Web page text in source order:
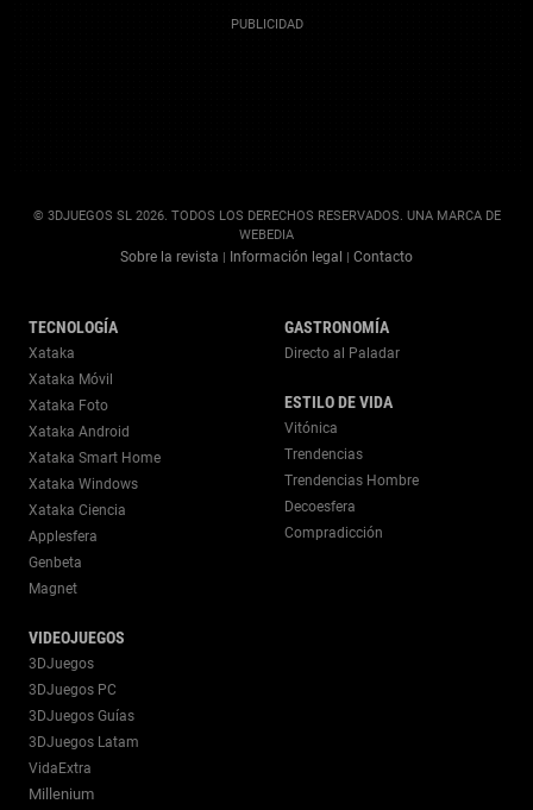
© 3DJUEGOS SL 2026. TODOS LOS DERECHOS RESERVADOS. UNA MARCA DE
WEBEDIA
Sobre la revista Información legal Contacto
TECNOLOGÍA
Xataka
Xataka Móvil
Xataka Foto
Xataka Android
Xataka Smart Home
Xataka Windows
Xataka Ciencia
Applesfera
Genbeta
Magnet
VIDEOJUEGOS
3DJuegos
3DJuegos PC
3DJuegos Guías
3DJuegos Latam
VidaExtra
Millenium
GASTRONOMÍA
Directo al Paladar
ESTILO DE VIDA
Vitónica
Trendencias
Trendencias Hombre
Decoesfera
Compradicción